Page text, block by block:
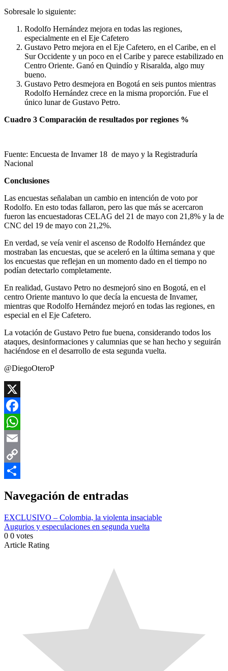
Sobresale lo siguiente:
Rodolfo Hernández mejora en todas las regiones,
especialmente en el Eje Cafetero
Gustavo Petro mejora en el Eje Cafetero, en el Caribe, en el
Sur Occidente y un poco en el Caribe y parece estabilizado en
Centro Oriente. Ganó en Quindío y Risaralda, algo muy
bueno.
Gustavo Petro desmejora en Bogotá en seis puntos mientras
Rodolfo Hernández crece en la misma proporción. Fue el
único lunar de Gustavo Petro.
Cuadro 3 Comparación de resultados por regiones %
Fuente: Encuesta de Invamer 18 de mayo y la Registraduría
Nacional
Conclusiones
Las encuestas señalaban un cambio en intención de voto por
Rodolfo. En esto todas fallaron, pero las que más se acercaron
fueron las encuestadoras CELAG del 21 de mayo con 21,8% y la de
CNC del 19 de mayo con 21,2%.
En verdad, se veía venir el ascenso de Rodolfo Hernández que
mostraban las encuestas, que se aceleró en la última semana y que
los encuestas que reflejan en un momento dado en el tiempo no
podían detectarlo completamente.
En realidad, Gustavo Petro no desmejoró sino en Bogotá, en el
centro Oriente mantuvo lo que decía la encuesta de Invamer,
mientras que Rodolfo Hernández mejoró en todas las regiones, en
especial en el Eje Cafetero.
La votación de Gustavo Petro fue buena, considerando todos los
ataques, desinformaciones y calumnias que se han hecho y seguirán
haciéndose en el desarrollo de esta segunda vuelta.
@DiegoOteroP
X
Facebook
WhatsApp
Email
Copy
Navegación de entradas
EXCLUSIVO – Colombia, la violenta insaciable
Augurios y especulaciones en segunda vuelta
0 0 votes
Article Rating